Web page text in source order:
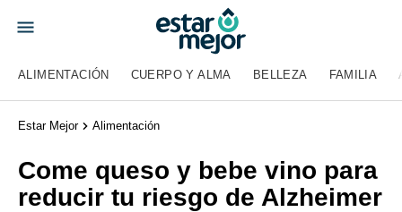
ALIMENTACIÓN CUERPO Y ALMA BELLEZA FAMILIA
Estar Mejor Alimentación
Come queso y bebe vino para
reducir tu riesgo de Alzheimer